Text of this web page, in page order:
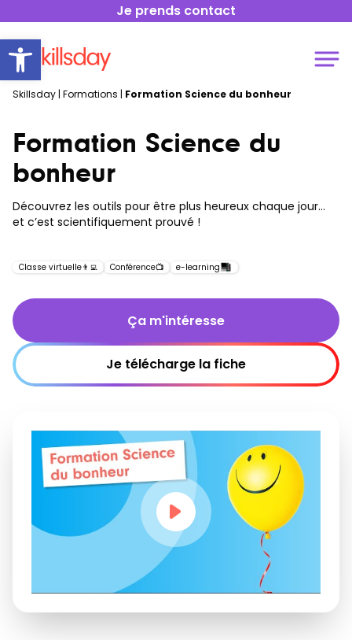
Je prends contact
Skillsday | Formations | Formation Science du bonheur
Formation Science du
bonheur
Découvrez les outils pour être plus heureux chaque jour…
et c’est scientifiquement prouvé !
Classe virtuelle👨‍💻 Conférence📺 e-learning
Ça m'intéresse
Je télécharge la fiche
Open toolbar